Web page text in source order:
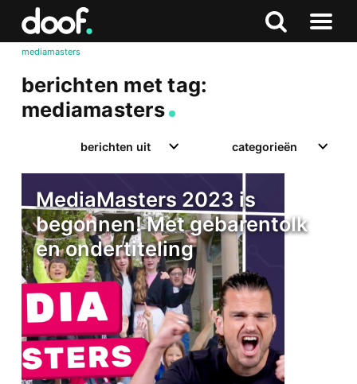
Zoeken
Naar
mediamasters
berichten met tag:
mediamasters
berichten uit categorieën
MediaMasters 2023 is
begonnen! Met gebarentolk
en ondertiteling
Doof.nl
Zoeken